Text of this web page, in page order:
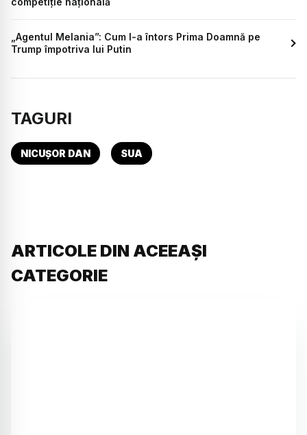
„Agentul Melania”: Cum l-a întors Prima Doamnă pe
Trump împotriva lui Putin
TAGURI
NICUȘOR DAN SUA
ARTICOLE DIN ACEEAȘI
CATEGORIE